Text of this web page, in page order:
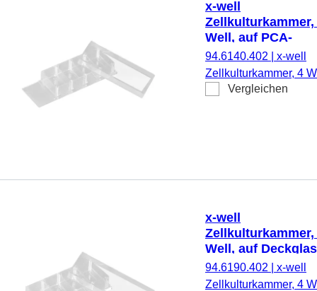
x-well
Zellkulturkammer,
Well, auf PCA-
Objektträger,
ablösbarer
94.6140.402
x-well
Zellkulturkammer, 4
auf PCA-Objektträger,
Vergleichen
x-well
Zellkulturkammer,
Well, auf Deckglas
94.6190.402
x-well
Zellkulturkammer, 4